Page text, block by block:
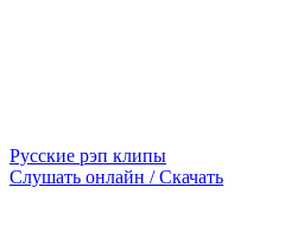
Русские рэп клипы
Слушать онлайн / Скачать